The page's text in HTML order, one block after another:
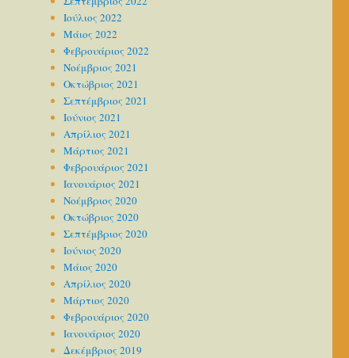
Ιούλιος 2022
Μάιος 2022
Φεβρουάριος 2022
Νοέμβριος 2021
Οκτώβριος 2021
Σεπτέμβριος 2021
Ιούνιος 2021
Απρίλιος 2021
Μάρτιος 2021
Φεβρουάριος 2021
Ιανουάριος 2021
Νοέμβριος 2020
Οκτώβριος 2020
Σεπτέμβριος 2020
Ιούνιος 2020
Μάιος 2020
Απρίλιος 2020
Μάρτιος 2020
Φεβρουάριος 2020
Ιανουάριος 2020
Δεκέμβριος 2019